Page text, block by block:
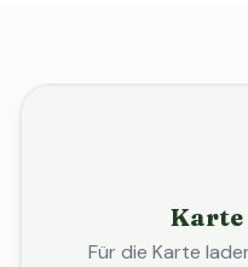
Karte
Für die Karte